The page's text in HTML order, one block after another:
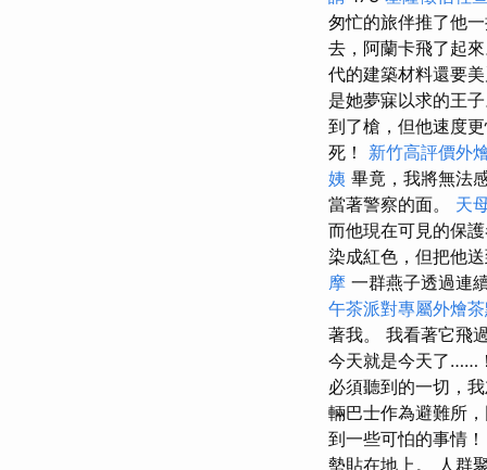
匆忙的旅伴推了他
去，阿蘭卡飛了起
代的建築材料還要
是她夢寐以求的王
到了槍，但他速度
死！ 新竹高評價外
姨 畢竟，我將無法
當著警察的面。 天
而他現在可見的保
染成紅色，但把他
摩 一群燕子透過連
午茶派對專屬外燴
著我。 我看著它飛
今天就是今天了……
必須聽到的一切，
輛巴士作為避難所
到一些可怕的事情
勢貼在地上。 人群